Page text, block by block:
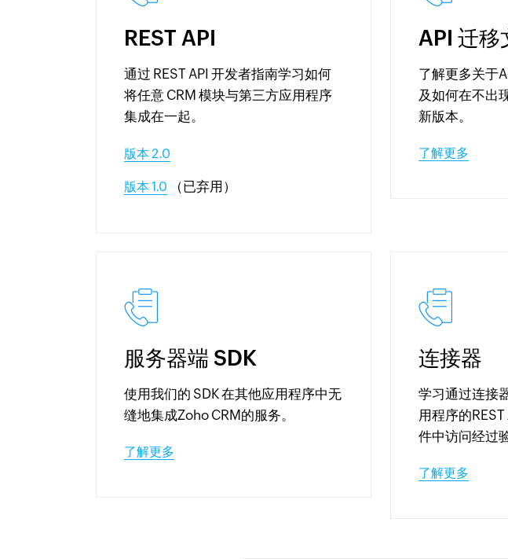
REST API
通过 REST API 开发者指南学习如何
将任意 CRM 模块与第三方应用程序
集成在一起。
版本 2.0
版本 1.0 （已弃用）
API 迁移
了解更多关于
及如何在不出
新版本。
了解更多
服务器端 SDK
使用我们的 SDK 在其他应用程序中无
缝地集成Zoho CRM的服务。
了解更多
连接器
学习通过连接
用程序的
件中访问经过
了解更多